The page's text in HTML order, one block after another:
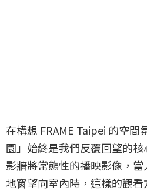
在構想 FRAME Taipei 的空
園」始終是我們反覆回望的
影牆將常態性的播映影像，
地窗望向室內時，這樣的觀